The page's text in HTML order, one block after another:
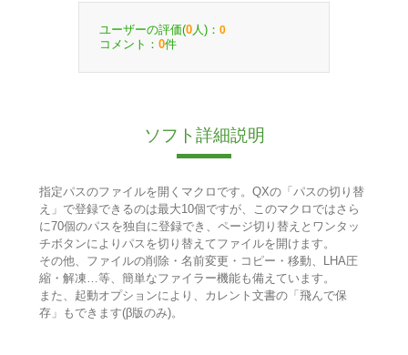
ユーザーの評価(0 人)： 0
コメント： 0件
ソフト詳細説明
指定パスのファイルを開くマクロです。QXの「パスの切り替
え」で登録できるのは最大10個ですが、このマクロではさら
に70個のパスを独自に登録でき、ページ切り替えとワンタッ
チボタンによりパスを切り替えてファイルを開けます。
その他、ファイルの削除・名前変更・コピー・移動、LHA圧
縮・解凍…等、簡単なファイラー機能も備えています。
また、起動オプションにより、カレント文書の「飛んで保
存」もできます(β版のみ)。